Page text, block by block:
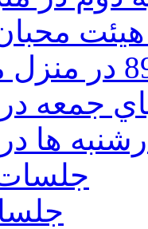
جمعه در
ها در